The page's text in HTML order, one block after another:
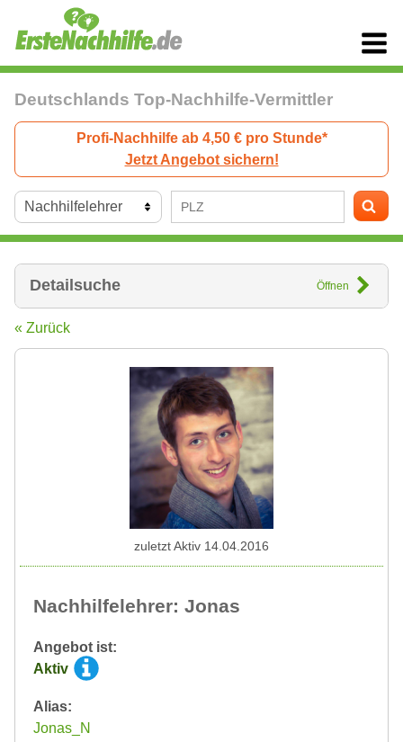
Deutschlands Top-Nachhilfe-Vermittler
Profi-Nachhilfe ab 4,50 € pro Stunde*
Jetzt Angebot sichern!
Detailsuche Öffnen
« Zurück
Nachhilfelehrer: Jonas
Angebot ist:
Aktiv
Alias:
Jonas_N
zuletzt Aktiv 14.04.2016